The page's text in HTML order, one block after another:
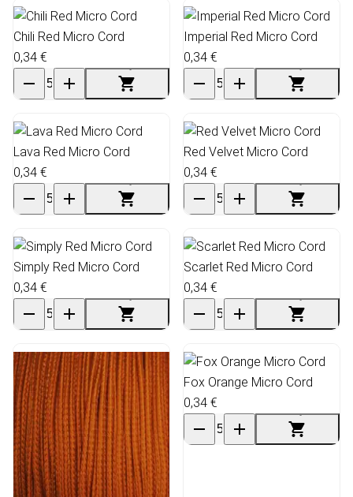
Chili Red Micro Cord
0,34 €
Imperial Red Micro Cord
0,34 €
Lava Red Micro Cord
0,34 €
Red Velvet Micro Cord
0,34 €
Simply Red Micro Cord
0,34 €
Scarlet Red Micro Cord
0,34 €
Fox Orange Micro Cord
0,34 €